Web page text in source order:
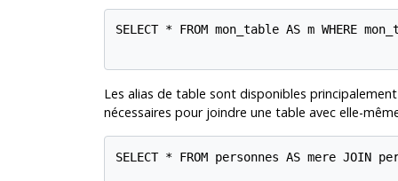
SELECT * FROM mon_table AS m WHERE
Les alias de table sont disponibles
nécessaires pour joindre une table avec elle-
SELECT * FROM personnes AS mere